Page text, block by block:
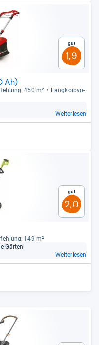
Gut
1,9
Ah)
450 m²
Fang­korb­vo­
Weiterlesen
Gut
2,0
149 m²
Gär­ten
Weiterlesen